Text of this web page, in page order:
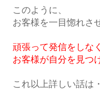
このように、
お客様を一目惚れさ
頑張って発信をしな
お客様が自分を見つ
これ以上詳しい話は